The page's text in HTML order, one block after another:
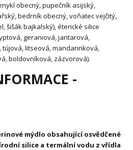
obecný, pupečník asijský,
bedrník obecný, voňatec vejčitý,
šišák bajkalský), éterické silice
geraniová, jantarová,
litseová, mandarinková,
boldovníková, zázvorová).
-
mýdlo obsahující osvědčené
silice a termální vodu z vřídla